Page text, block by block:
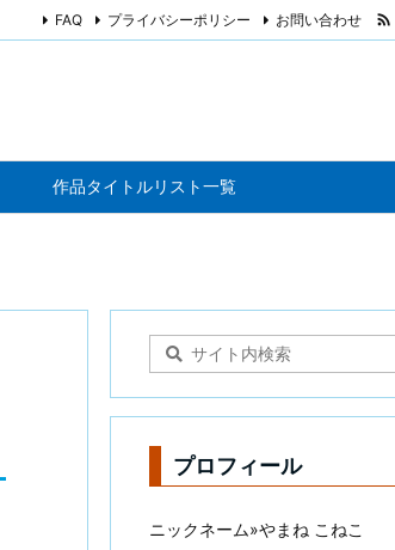
作品タイトルリスト一覧
FAQ プライバシーポリシー お問い合わせ 
プロフィール
ニックネーム»やまね こねこ